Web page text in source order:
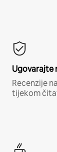
Ugovarajte
Recenzije
tijekom